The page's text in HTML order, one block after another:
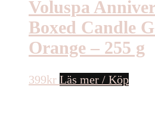
Voluspa
Boxed Candle
Orange – 255 g
399kr Läs mer / Köp